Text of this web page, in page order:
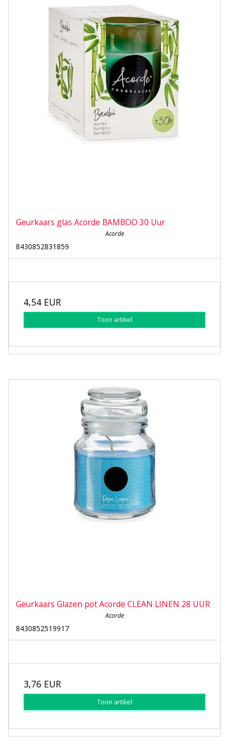
Geurkaars glas Acorde BAMBOO 30 Uur
Acorde
8430852831859
4,54 EUR
Toon artikel
Geurkaars Glazen pot Acorde CLEAN LINEN 28 UUR
Acorde
8430852519917
3,76 EUR
Toon artikel